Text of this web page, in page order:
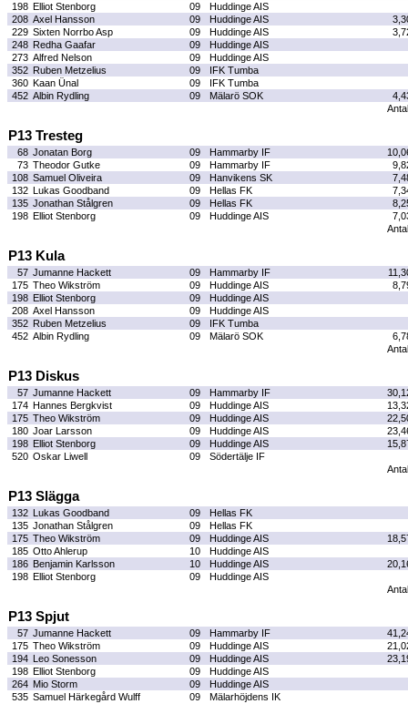
198 Elliot Stenborg 09
Huddinge AIS
208 Axel Hansson 09 Huddinge AIS
229 Sixten Norrbo Asp 09 Huddinge AIS
248 Redha Gaafar 09
Huddinge AIS
273 Alfred Nelson 09
Huddinge AIS
352 Ruben Metzelius 09
IFK Tumba
360 Kaan Ünal 09
IFK Tumba
452 Albin Rydling 09 Mälarö SOK
P13 Tresteg
68 Jonatan Borg 09 Hammarby IF
73 Theodor Gutke 09 Hammarby IF
108 Samuel Oliveira 09 Hanvikens SK
132 Lukas Goodband 09 Hellas FK
135 Jonathan Stålgren 09 Hellas FK
198 Elliot Stenborg 09 Huddinge AIS
P13 Kula
57 Jumanne Hackett 09 Hammarby IF
175 Theo Wikström 09 Huddinge AIS
198 Elliot Stenborg 09
Huddinge AIS
208 Axel Hansson 09
Huddinge AIS
352 Ruben Metzelius 09
IFK Tumba
452 Albin Rydling 09 Mälarö SOK
P13 Diskus
57 Jumanne Hackett 09 Hammarby IF
174 Hannes Bergkvist 09 Huddinge AIS
175 Theo Wikström 09 Huddinge AIS
180 Joar Larsson 09 Huddinge AIS
198 Elliot Stenborg 09 Huddinge AIS
520 Oskar Liwell 09
Södertälje IF
P13 Slägga
132 Lukas Goodband 09
Hellas FK
135 Jonathan Stålgren 09
Hellas FK
175 Theo Wikström 09 Huddinge AIS
185 Otto Ahlerup 10
Huddinge AIS
186 Benjamin Karlsson 10 Huddinge AIS
198 Elliot Stenborg 09
Huddinge AIS
P13 Spjut
57 Jumanne Hackett 09 Hammarby IF
175 Theo Wikström 09 Huddinge AIS
194 Leo Sonesson 09 Huddinge AIS
198 Elliot Stenborg 09
Huddinge AIS
264 Mio Storm 09
Huddinge AIS
535 Samuel Härkegård Wulff 09
Mälarhöjdens IK